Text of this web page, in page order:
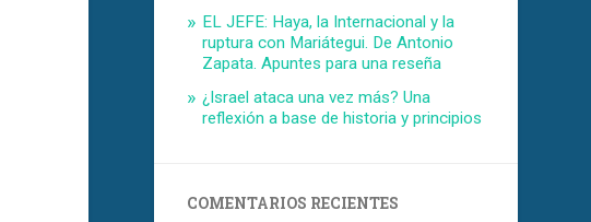
EL JEFE: Haya, la Internacional y la
ruptura con Mariátegui. De Antonio
Zapata. Apuntes para una reseña
¿Israel ataca una vez más? Una
reflexión a base de historia y principios
COMENTARIOS RECIENTES